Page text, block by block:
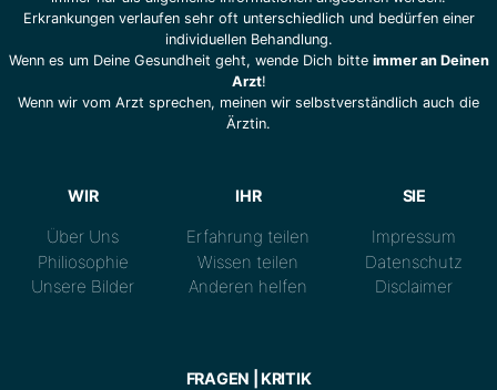
Erkrankungen verlaufen sehr oft unterschiedlich und bedürfen einer
individuellen Behandlung.
Wenn es um Deine Gesundheit geht, wende Dich bitte immer an Deinen
Arzt!
Wenn wir vom Arzt sprechen, meinen wir selbstverständlich auch die
Ärztin.
WIR
Über Uns
Philiosophie
Unsere Bilder
IHR
Erfahrung teilen
Wissen teilen
Anderen helfen
SIE
Impressum
Datenschutz
Disclaimer
FRAGEN | KRITIK